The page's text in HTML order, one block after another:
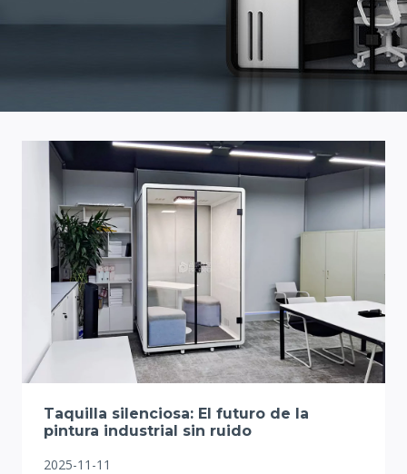
Taquilla silenciosa: El futuro de la
pintura industrial sin ruido
2025-11-11